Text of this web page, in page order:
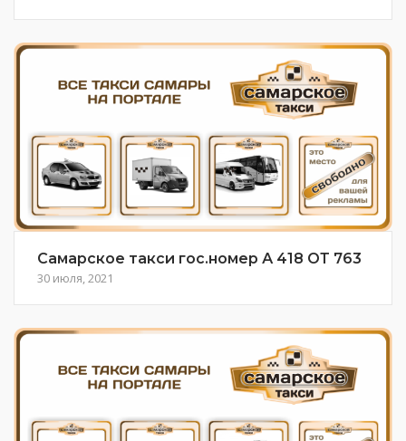
Самарское такси гос.номер А 418 ОТ 763
30 июля, 2021